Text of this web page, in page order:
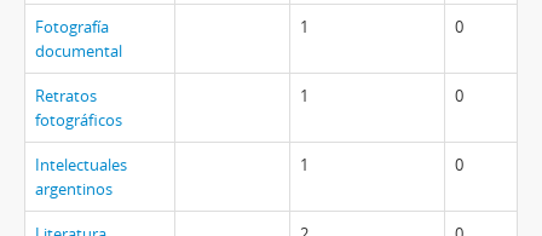
Fotografía
documental
1 0
Retratos
fotográficos
1 0
Intelectuales
argentinos
1 0